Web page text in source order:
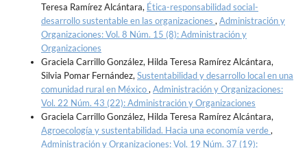
Teresa Ramírez Alcántara, Ética-responsabilidad social-
desarrollo sustentable en las organizaciones , Administración y
Organizaciones: Vol. 8 Núm. 15 (8): Administración y
Organizaciones
Graciela Carrillo González, Hilda Teresa Ramírez Alcántara,
Silvia Pomar Fernández, Sustentabilidad y desarrollo local en una
comunidad rural en México, Administración y Organizaciones:
Vol. 22 Núm. 43 (22): Administración y Organizaciones
Graciela Carrillo González, Hilda Teresa Ramírez Alcántara,
Agroecología y sustentabilidad. Hacia una economía verde,
Administración y Organizaciones: Vol. 19 Núm. 37 (19):